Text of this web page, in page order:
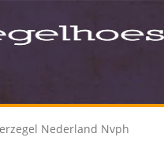
Nederland Nvph